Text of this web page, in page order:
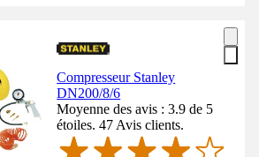
Compresseur Stanley
DN200/8/6
Moyenne des avis : 3.9 de 5
étoiles. 47 Avis clients.